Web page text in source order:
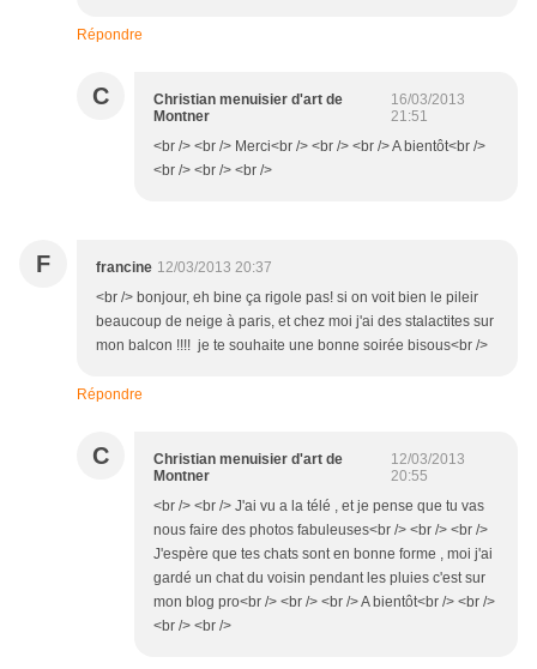
Répondre
C
Christian menuisier d'art de
Montner
16/03/2013
21:51
<br /> <br /> Merci<br /> <br /> <br /> A bientôt<br />
<br /> <br /> <br />
F francine 12/03/2013 20:37
<br /> bonjour, eh bine ça rigole pas! si on voit bien le pileir
beaucoup de neige à paris, et chez moi j'ai des stalactites sur
mon balcon !!!! je te souhaite une bonne soirée bisous<br />
Répondre
C
Christian menuisier d'art de
Montner
12/03/2013
20:55
<br /> <br /> J'ai vu a la télé , et je pense que tu vas
nous faire des photos fabuleuses<br /> <br /> <br />
J'espère que tes chats sont en bonne forme , moi j'ai
gardé un chat du voisin pendant les pluies c'est sur
mon blog pro<br /> <br /> <br /> A bientôt<br /> <br />
<br /> <br />